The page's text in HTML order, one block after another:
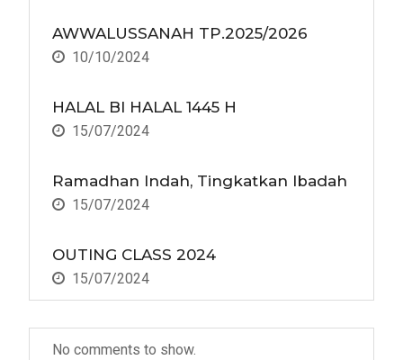
AWWALUSSANAH TP.2025/2026
10/10/2024
HALAL BI HALAL 1445 H
15/07/2024
Ramadhan Indah, Tingkatkan Ibadah
15/07/2024
OUTING CLASS 2024
15/07/2024
No comments to show.